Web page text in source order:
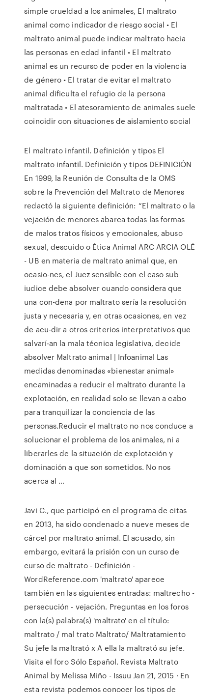
simple crueldad a los animales, El maltrato
animal como indicador de riesgo social • El
maltrato animal puede indicar maltrato hacia
las personas en edad infantil • El maltrato
animal es un recurso de poder en la violencia
de género • El tratar de evitar el maltrato
animal dificulta el refugio de la persona
maltratada • El atesoramiento de animales suele
coincidir con situaciones de aislamiento social
El maltrato infantil. Definición y tipos El
maltrato infantil. Definición y tipos DEFINICIÓN
En 1999, la Reunión de Consulta de la OMS
sobre la Prevención del Maltrato de Menores
redactó la siguiente definición: “El maltrato o la
vejación de menores abarca todas las formas
de malos tratos físicos y emocionales, abuso
sexual, descuido o Ética Animal ARC ARCIA OLÉ
- UB en materia de maltrato animal que, en
ocasio-nes, el Juez sensible con el caso sub
iudice debe absolver cuando considera que
una con-dena por maltrato sería la resolución
justa y necesaria y, en otras ocasiones, en vez
de acu-dir a otros criterios interpretativos que
salvarí-an la mala técnica legislativa, decide
absolver Maltrato animal | Infoanimal Las
medidas denominadas «bienestar animal»
encaminadas a reducir el maltrato durante la
explotación, en realidad solo se llevan a cabo
para tranquilizar la conciencia de las
personas.Reducir el maltrato no nos conduce a
solucionar el problema de los animales, ni a
liberarles de la situación de explotación y
dominación a que son sometidos. No nos
acerca al …
Javi C., que participó en el programa de citas
en 2013, ha sido condenado a nueve meses de
cárcel por maltrato animal. El acusado, sin
embargo, evitará la prisión con un curso de
curso de maltrato - Definición -
WordReference.com 'maltrato' aparece
también en las siguientes entradas: maltrecho -
persecución - vejación. Preguntas en los foros
con la(s) palabra(s) 'maltrato' en el título:
maltrato / mal trato Maltrato/ Maltratamiento
Su jefe la maltrató x A ella la maltrató su jefe.
Visita el foro Sólo Español. Revista Maltrato
Animal by Melissa Miño - Issuu Jan 21, 2015 · En
esta revista podemos conocer los tipos de